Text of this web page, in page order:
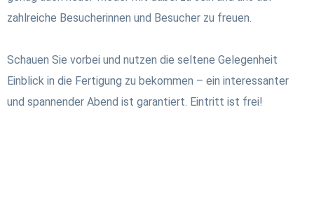
zahlreiche Besucherinnen und Besucher zu freuen.
Schauen Sie vorbei und nutzen die seltene Gelegenheit
Einblick in die Fertigung zu bekommen – ein interessanter
und spannender Abend ist garantiert. Eintritt ist frei!